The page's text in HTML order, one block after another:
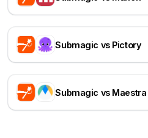
Submagic vs Pictory
Submagic vs Maestra